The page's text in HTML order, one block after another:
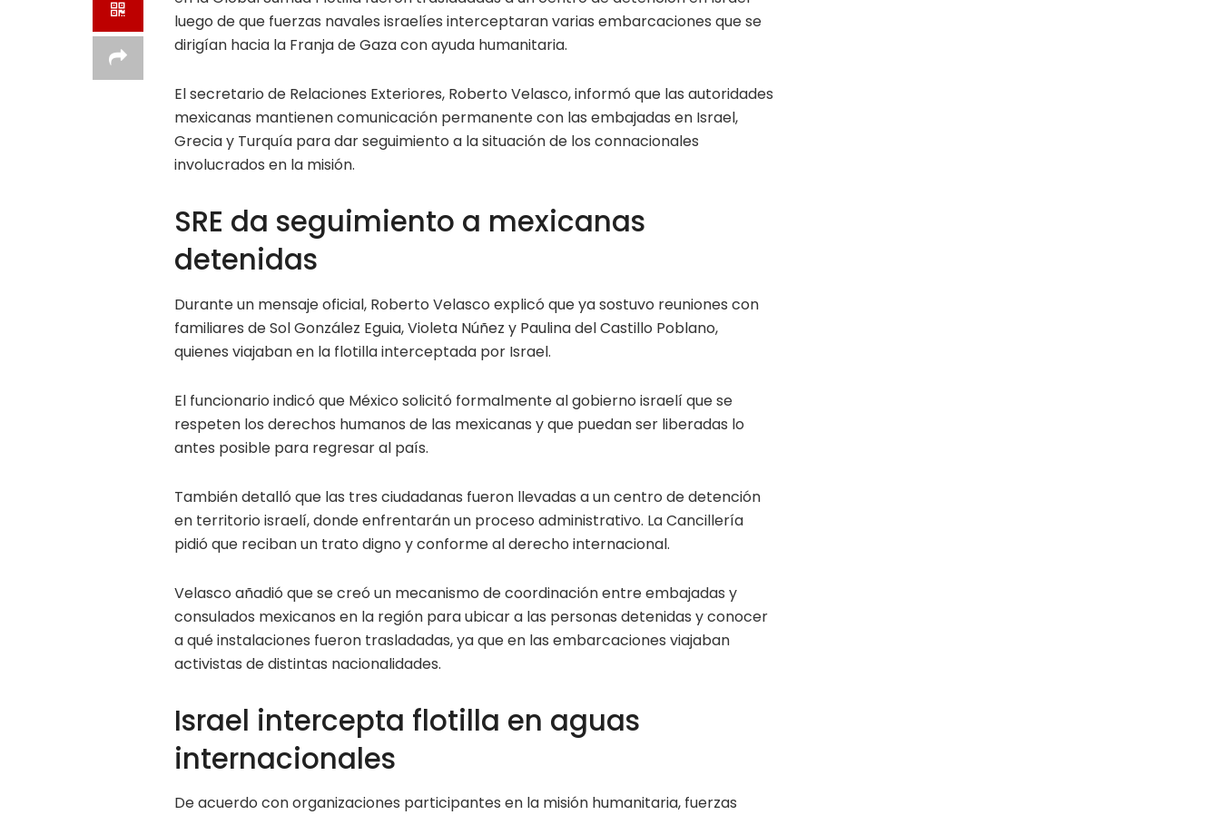
luego de que fuerzas navales israelíes interceptaran varias embarcaciones que se
dirigían hacia la Franja de Gaza con ayuda humanitaria.
El secretario de Relaciones Exteriores, Roberto Velasco, informó que las autoridades
mexicanas mantienen comunicación permanente con las embajadas en Israel,
Grecia y Turquía para dar seguimiento a la situación de los connacionales
involucrados en la misión.
SRE da seguimiento a mexicanas
detenidas
Durante un mensaje oficial, Roberto Velasco explicó que ya sostuvo reuniones con
familiares de Sol González Eguia, Violeta Núñez y Paulina del Castillo Poblano,
quienes viajaban en la flotilla interceptada por Israel.
El funcionario indicó que México solicitó formalmente al gobierno israelí que se
respeten los derechos humanos de las mexicanas y que puedan ser liberadas lo
antes posible para regresar al país.
También detalló que las tres ciudadanas fueron llevadas a un centro de detención
en territorio israelí, donde enfrentarán un proceso administrativo. La Cancillería
pidió que reciban un trato digno y conforme al derecho internacional.
Velasco añadió que se creó un mecanismo de coordinación entre embajadas y
consulados mexicanos en la región para ubicar a las personas detenidas y conocer
a qué instalaciones fueron trasladadas, ya que en las embarcaciones viajaban
activistas de distintas nacionalidades.
Israel intercepta flotilla en aguas
internacionales
De acuerdo con organizaciones participantes en la misión humanitaria, fuerzas